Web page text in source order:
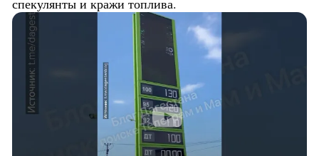
спекулянты и кражи топлива.